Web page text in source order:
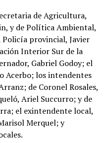
de Agricultura,
y de Política Ambiental,
Policía provincial, Javier
Interior Sur de la
Gabriel Godoy; el
Acerbo; los intendentes
de Coronel Rosales,
Ariel Succurro; y de
el exintendente local,
Merquel; y